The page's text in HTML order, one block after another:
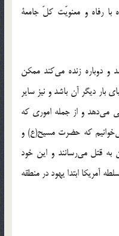
رفاه و معنویّت کلّ جامعۀ
و دوباره زنده مى‌کند ممکن
دیگر آن باشد و نیز سایر
مى‌دهد و از جمله امورى که
که حضرت مسیح(ع) و
به قتل مى‌رسانند و این خود
آمریکا ابتدا یهود در منطقه